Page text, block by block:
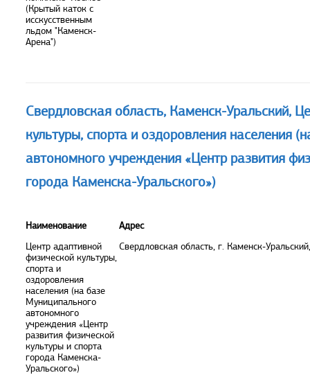
(Крытый каток с
исскусственным
льдом "Каменск-
Арена")
Свердловская область, Каменск-Уральский,
культуры, спорта и оздоровления населения
автономного учреждения «Центр развития
города Каменска-Уральского»)
Наименование
Центр адаптивной
физической культуры,
спорта и
оздоровления
населения (на базе
Муниципального
автономного
учреждения «Центр
развития физической
культуры и спорта
города Каменска-
Уральского»)
Адрес
Свердловская область, г. Каменск-